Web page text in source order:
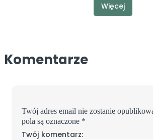
Więcej
Komentarze
Twój adres email nie zostanie
pola są oznaczone *
Twój komentarz: